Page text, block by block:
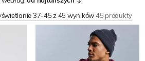
37-45 z 45 wyników45 produkty